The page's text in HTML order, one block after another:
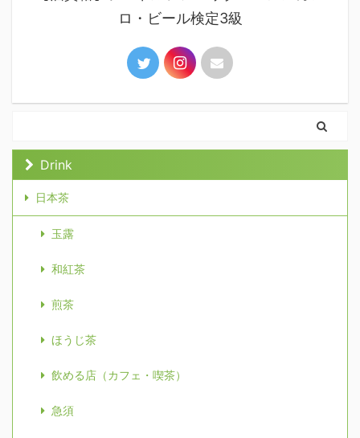
ロ・ビール検定3級
Drink
日本茶
玉露
和紅茶
煎茶
ほうじ茶
飲める店（カフェ・喫茶）
急須